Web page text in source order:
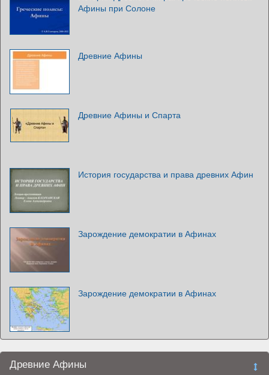
Афины при Солоне
Древние Афины
Древние Афины и Спарта
История государства и права древних Афин
Зарождение демократии в Афинах
Зарождение демократии в Афинах
Древние Афины